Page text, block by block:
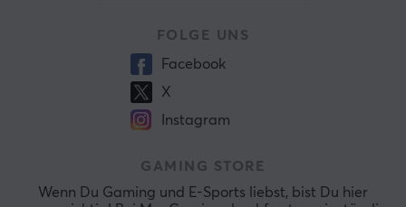
FOLGE UNS
Facebook
X
Instagram
GAMING STORE
Wenn Du Gaming und E-Sports liebst, bist Du hier